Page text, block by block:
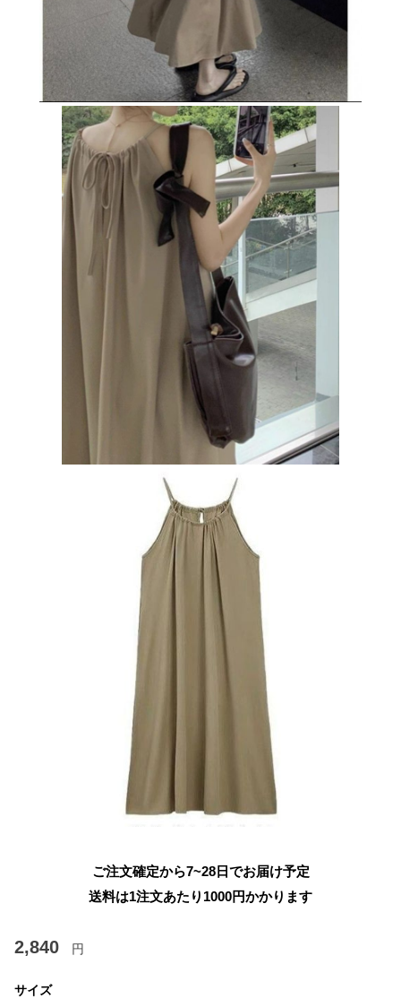
ご注文確定から7~28日でお届け予定
送料は1注文あたり 1000円かかります
2,840 円
サイズ